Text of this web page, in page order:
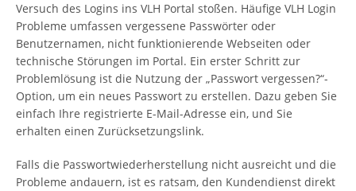
Versuch des Logins ins VLH Portal stoßen. Häufige VLH Login
Probleme umfassen vergessene Passwörter oder
Benutzernamen, nicht funktionierende Webseiten oder
technische Störungen im Portal. Ein erster Schritt zur
Problemlösung ist die Nutzung der „Passwort vergessen?“-
Option, um ein neues Passwort zu erstellen. Dazu geben Sie
einfach Ihre registrierte E-Mail-Adresse ein, und Sie
erhalten einen Zurücksetzungslink.
Falls die Passwortwiederherstellung nicht ausreicht und die
Probleme andauern, ist es ratsam, den Kundendienst direkt